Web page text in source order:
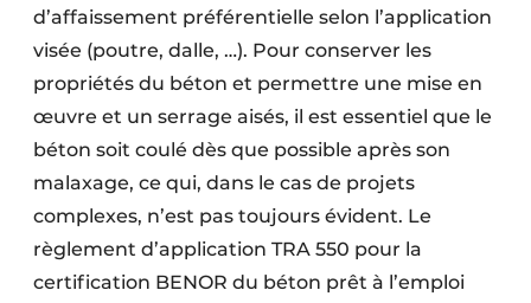
d’affaissement préférentielle selon l’application
visée (poutre, dalle, …). Pour conserver les
propriétés du béton et permettre une mise en
œuvre et un serrage aisés, il est essentiel que le
béton soit coulé dès que possible après son
malaxage, ce qui, dans le cas de projets
complexes, n’est pas toujours évident. Le
règlement d’application TRA 550 pour la
certification BENOR du béton prêt à l’emploi